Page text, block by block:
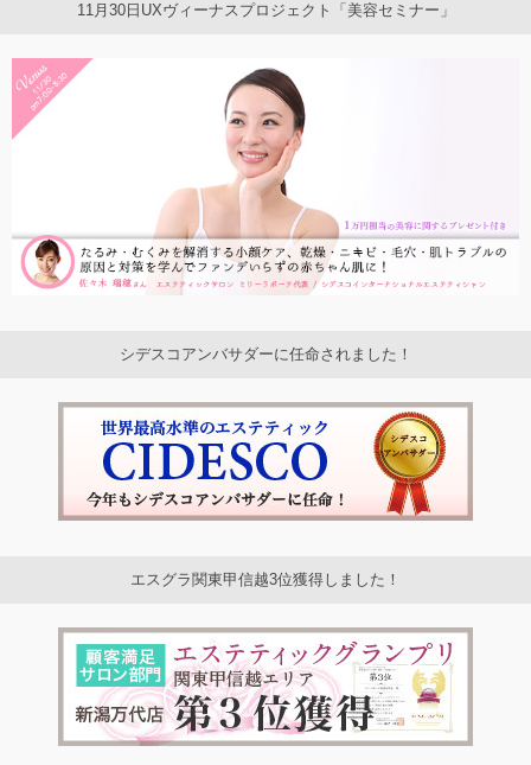
11月30日UXヴィーナスプロジェクト「美容セミナー」
シデスコアンバサダーに任命されました！
エスグラ関東甲信越3位獲得しました！